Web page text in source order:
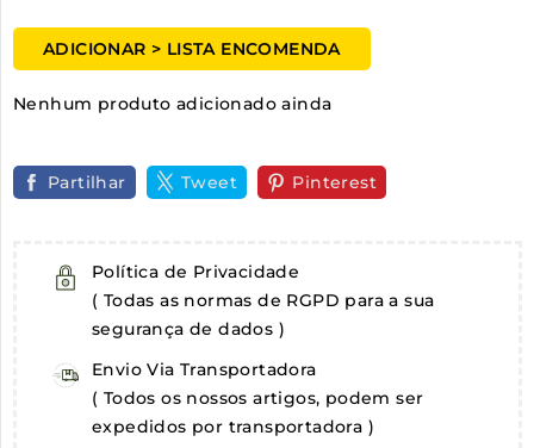
ADICIONAR > LISTA ENCOMENDA
Nenhum produto adicionado ainda
Partilhar Tweet Pinterest
Política de Privacidade
( Todas as normas de RGPD para a sua
segurança de dados )
Envio Via Transportadora
( Todos os nossos artigos, podem ser
expedidos por transportadora )